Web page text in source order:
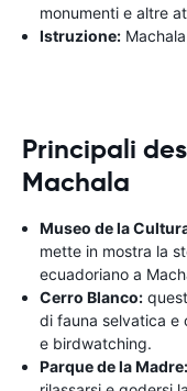
monumenti e altre
Istruzione:
Principali
Machala
Museo de la
mette in mostra la
ecuadoriano a
Cerro Blanco:
di fauna selvatica e
e birdwatching.
Parque de la Madre: